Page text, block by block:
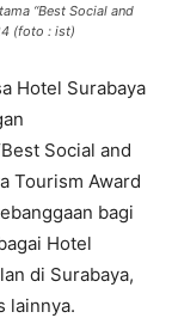
“Best Social and
(foto : ist)
Hotel Surabaya
Social and
Tourism Award
bagi
Hotel
di Surabaya,
lainnya.